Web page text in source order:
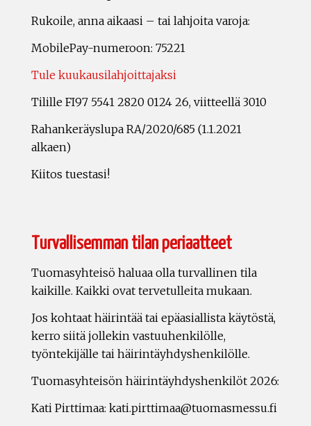
Rukoile, anna aikaasi – tai lahjoita varoja:
MobilePay-numeroon: 75221
Tule kuukausilahjoittajaksi
Tilille FI97 5541 2820 0124 26, viitteellä 3010
Rahankeräyslupa RA/2020/685 (1.1.2021
alkaen)
Kiitos tuestasi!
Turvallisemman tilan periaatteet
Tuomasyhteisö haluaa olla turvallinen tila
kaikille. Kaikki ovat tervetulleita mukaan.
Jos kohtaat häirintää tai epäasiallista käytöstä,
kerro siitä jollekin vastuuhenkilölle,
työntekijälle tai häirintäyhdyshenkilölle.
Tuomasyhteisön häirintäyhdyshenkilöt 2026:
Kati Pirttimaa: kati.pirttimaa@tuomasmessu.fi